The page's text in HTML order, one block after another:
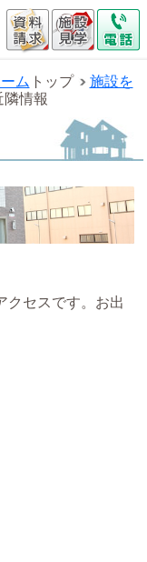
ム トップ
施設を
隣情報
クセスです。お出